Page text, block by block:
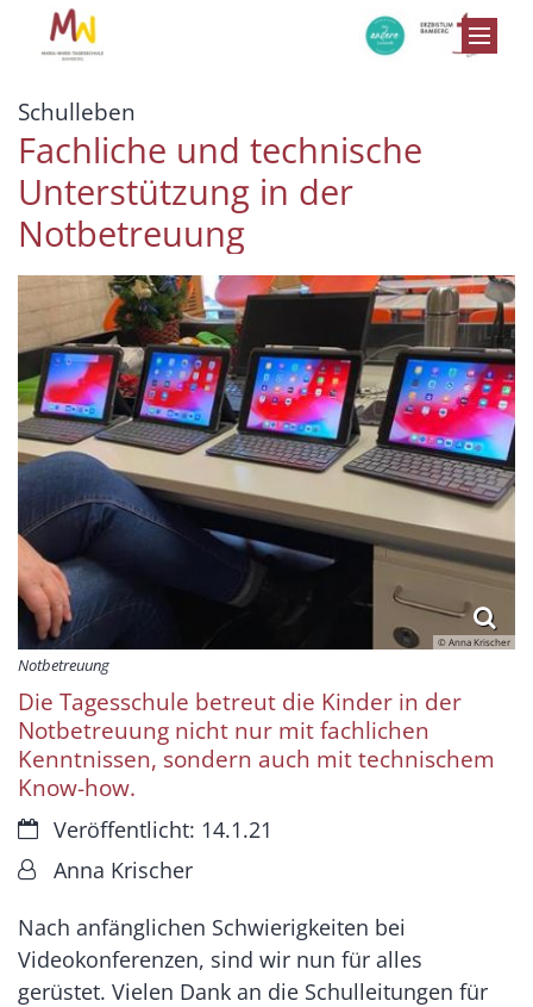
Zum Inhalt springen
Schulleben
Fachliche und technische
Unterstützung in der
Notbetreuung
© Anna Krischer
Notbetreuung
Die Tagesschule betreut die Kinder in der
Notbetreuung nicht nur mit fachlichen
Kenntnissen, sondern auch mit technischem
Know-how.
Datum:Veröffentlicht: 14.1.21
Von:Anna Krischer
Nach anfänglichen Schwierigkeiten bei
Videokonferenzen, sind wir nun für alles
gerüstet. Vielen Dank an die Schulleitungen für